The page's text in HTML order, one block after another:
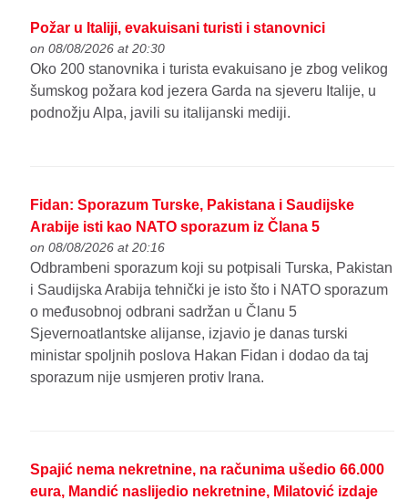
Požar u Italiji, evakuisani turisti i stanovnici
on 08/08/2026 at 20:30
Oko 200 stanovnika i turista evakuisano je zbog velikog
šumskog požara kod jezera Garda na sjeveru Italije, u
podnožju Alpa, javili su italijanski mediji.
Fidan: Sporazum Turske, Pakistana i Saudijske
Arabije isti kao NATO sporazum iz Člana 5
on 08/08/2026 at 20:16
Odbrambeni sporazum koji su potpisali Turska, Pakistan
i Saudijska Arabija tehnički je isto što i NATO sporazum
o međusobnoj odbrani sadržan u Članu 5
Sjevernoatlantske alijanse, izjavio je danas turski
ministar spoljnih poslova Hakan Fidan i dodao da taj
sporazum nije usmjeren protiv Irana.
Spajić nema nekretnine, na računima ušedio 66.000
eura, Mandić naslijedio nekretnine, Milatović izdaje